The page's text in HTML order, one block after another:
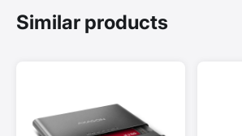
Similar products